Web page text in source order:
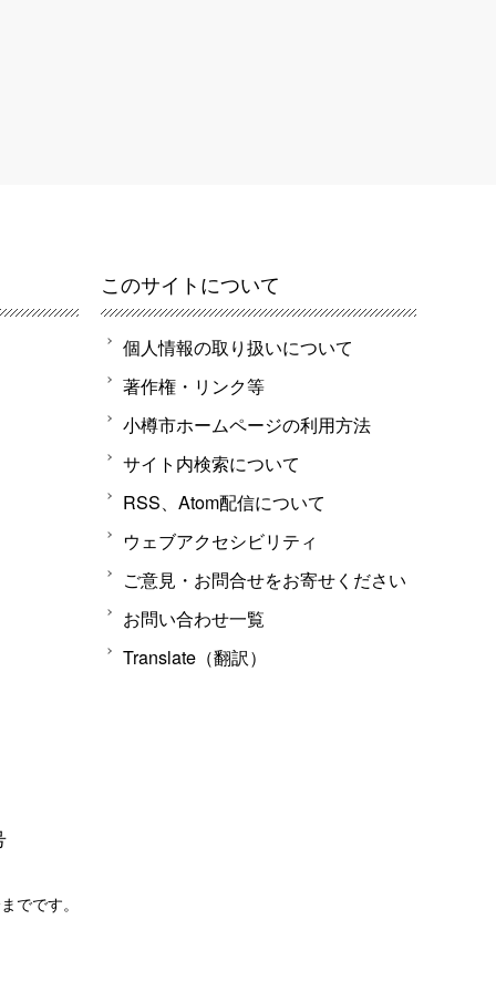
このサイトについて
個人情報の取り扱いについて
著作権・リンク等
小樽市ホームページの利用方法
サイト内検索について
RSS、Atom配信について
ウェブアクセシビリティ
ご意見・お問合せをお寄せください
お問い合わせ一覧
Translate（翻訳）
でです。